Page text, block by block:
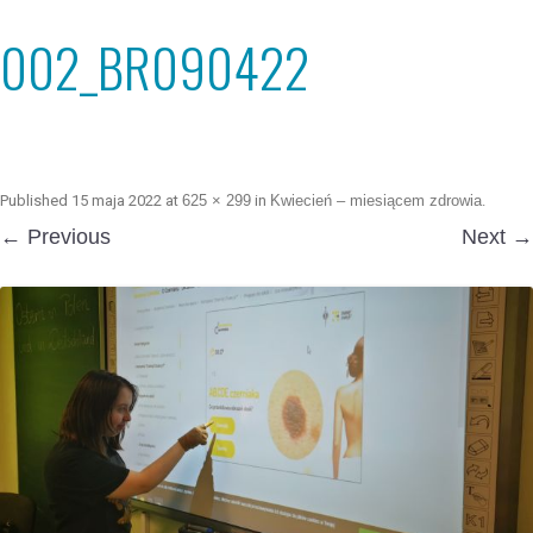
002_BR090422
Published 15 maja 2022 at 625 × 299 in Kwiecień – miesiącem zdrowia.
← Previous Next →